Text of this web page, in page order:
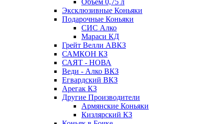
Объем 0,75 л
Эксклюзивные Коньяки
Подарочные Коньяки
СИС Алко
Мараси КД
Грейт Велли АВКЗ
САМКОН КЗ
САЯТ - НОВА
Веди - Алко ВКЗ
Егвардский ВКЗ
Арегак КЗ
Другие Производители
Армянские Коньяки
Кизлярский КЗ